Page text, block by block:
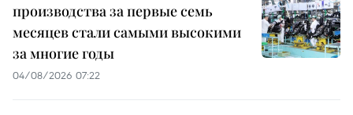
производства за первые семь
месяцев стали самыми высокими
за многие годы
04/08/2026 07:22